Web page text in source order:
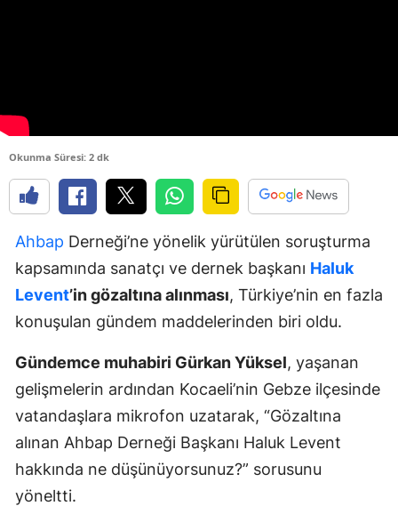
Okunma Süresi: 2 dk
Ahbap Derneği’ne yönelik yürütülen soruşturma
kapsamında sanatçı ve dernek başkanı Haluk
Levent’in gözaltına alınması, Türkiye’nin en fazla
konuşulan gündem maddelerinden biri oldu.
Gündemce muhabiri Gürkan Yüksel, yaşanan
gelişmelerin ardından Kocaeli’nin Gebze ilçesinde
vatandaşlara mikrofon uzatarak, “Gözaltına
alınan Ahbap Derneği Başkanı Haluk Levent
hakkında ne düşünüyorsunuz?” sorusunu
yöneltti.